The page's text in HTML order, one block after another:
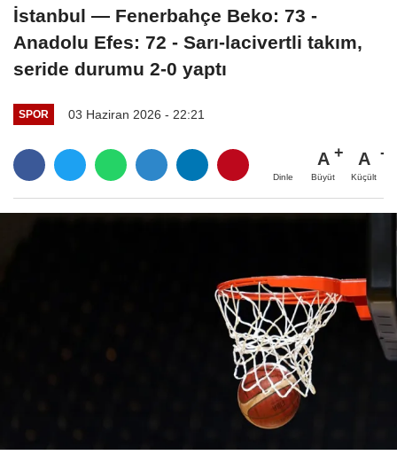
İstanbul — Fenerbahçe Beko: 73 -
Anadolu Efes: 72 - Sarı-lacivertli takım,
seride durumu 2-0 yaptı
SPOR 03 Haziran 2026 - 22:21
Dinle
A
Büyüt
A
Küçült